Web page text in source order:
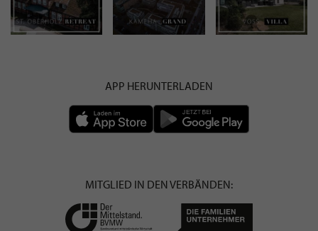
APP HERUNTERLADEN
MITGLIED IN DEN VERBÄNDEN: